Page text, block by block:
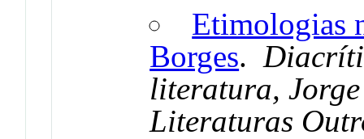
Etimologias
Borges.
literatura,
Literaturas